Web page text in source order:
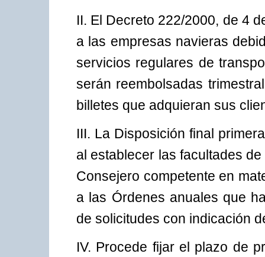
II. El Decreto 222/2000, de 4
a las empresas navieras
servicios regulares de
serán reembolsadas
billetes que adquieran sus
III. La Disposición final
al establecer las facultades
Consejero competente en
a las Órdenes anuales que
de solicitudes con indicación
IV. Procede fijar el plazo de